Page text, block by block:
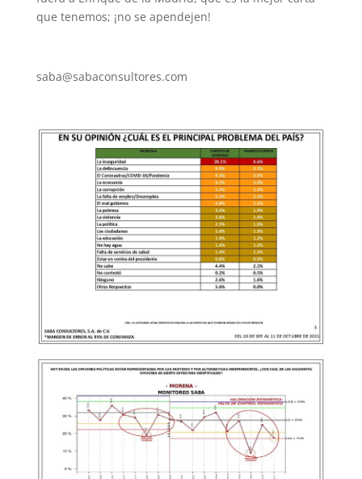
que tenemos; ¡no se apendejen!
saba@sabaconsultores.com